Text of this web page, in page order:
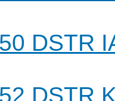
DSTR
DSTR